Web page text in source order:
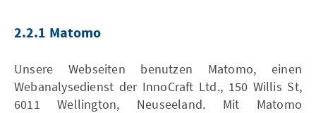
2.2.1 Matomo
Unsere Webseiten benutzen Matomo, einen
Webanalysedienst der InnoCraft Ltd., 150 Willis St,
6011 Wellington, Neuseeland. Mit Matomo